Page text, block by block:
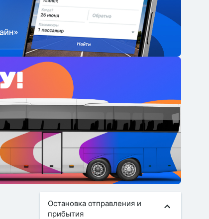
Остановка отправления и
прибытия